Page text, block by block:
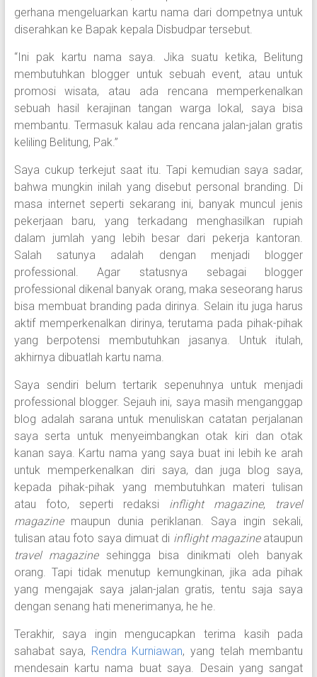
gerhana mengeluarkan kartu nama dari dompetnya untuk
diserahkan ke Bapak kepala Disbudpar tersebut.
“Ini pak kartu nama saya. Jika suatu ketika, Belitung
membutuhkan blogger untuk sebuah event, atau untuk
promosi wisata, atau ada rencana memperkenalkan
sebuah hasil kerajinan tangan warga lokal, saya bisa
membantu. Termasuk kalau ada rencana jalan-jalan gratis
keliling Belitung, Pak.”
Saya cukup terkejut saat itu. Tapi kemudian saya sadar,
bahwa mungkin inilah yang disebut personal branding. Di
masa internet seperti sekarang ini, banyak muncul jenis
pekerjaan baru, yang terkadang menghasilkan rupiah
dalam jumlah yang lebih besar dari pekerja kantoran.
Salah satunya adalah dengan menjadi blogger
professional. Agar statusnya sebagai blogger
professional dikenal banyak orang, maka seseorang harus
bisa membuat branding pada dirinya. Selain itu juga harus
aktif memperkenalkan dirinya, terutama pada pihak-pihak
yang berpotensi membutuhkan jasanya. Untuk itulah,
akhirnya dibuatlah kartu nama.
Saya sendiri belum tertarik sepenuhnya untuk menjadi
professional blogger. Sejauh ini, saya masih menganggap
blog adalah sarana untuk menuliskan catatan perjalanan
saya serta untuk menyeimbangkan otak kiri dan otak
kanan saya. Kartu nama yang saya buat ini lebih ke arah
untuk memperkenalkan diri saya, dan juga blog saya,
kepada pihak-pihak yang membutuhkan materi tulisan
atau foto, seperti redaksi inflight magazine, travel
magazinemaupun dunia periklanan. Saya ingin sekali,
tulisan atau foto saya dimuat di inflight magazineataupun
travel magazinesehingga bisa dinikmati oleh banyak
orang. Tapi tidak menutup kemungkinan, jika ada pihak
yang mengajak saya jalan-jalan gratis, tentu saja saya
dengan senang hati menerimanya, he he.
Terakhir, saya ingin mengucapkan terima kasih pada
sahabat saya, Rendra Kurniawan, yang telah membantu
mendesain kartu nama buat saya. Desain yang sangat